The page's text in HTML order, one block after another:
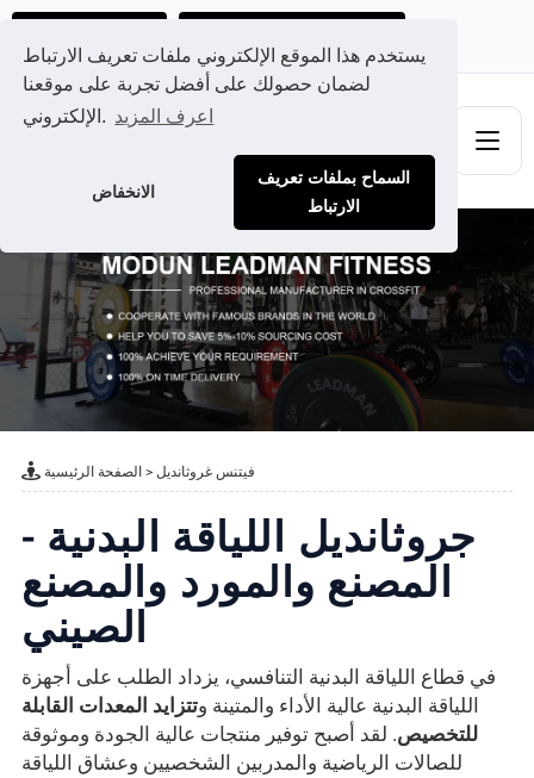
يستخدم هذا الموقع الإلكتروني ملفات تعريف الارتباط
لضمان حصولك على أفضل تجربة على موقعنا
الإلكتروني. اعرف المزيد
الانخفاض
السماح بملفات تعريف
الارتباط
الصفحة الرئيسية> فيتنس غروثانديل
جروثانديل اللياقة البدنية -
المصنع والمورد والمصنع
الصيني
في قطاع اللياقة البدنية التنافسي، يزداد الطلب على أجهزة
اللياقة البدنية عالية الأداء والمتينة وتتزايد المعدات القابلة
للتخصيص. لقد أصبح توفير منتجات عالية الجودة وموثوقة
للصالات الرياضية والمدربين الشخصيين وعشاق اللياقة